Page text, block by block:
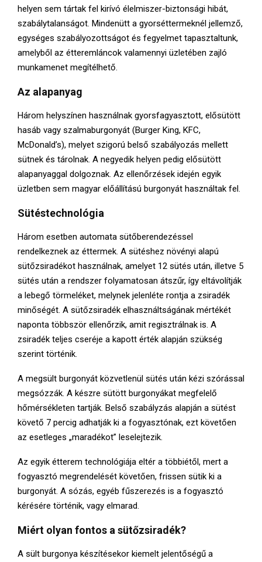
helyen sem tártak fel kirívó élelmiszer-biztonsági hibát,
szabálytalanságot. Mindenütt a gyorséttermeknél jellemző,
egységes szabályozottságot és fegyelmet tapasztaltunk,
amelyből az étteremláncok valamennyi üzletében zajló
munkamenet megítélhető.
Az alapanyag
Három helyszínen használnak gyorsfagyasztott, elősütött
hasáb vagy szalmaburgonyát (Burger King, KFC,
McDonald’s), melyet szigorú belső szabályozás mellett
sütnek és tárolnak. A negyedik helyen pedig elősütött
alapanyaggal dolgoznak. Az ellenőrzések idején egyik
üzletben sem magyar előállítású burgonyát használtak fel.
Sütéstechnológia
Három esetben automata sütőberendezéssel
rendelkeznek az éttermek. A sütéshez növényi alapú
sütőzsiradékot használnak, amelyet 12 sütés után, illetve 5
sütés után a rendszer folyamatosan átszűr, így eltávolítják
a lebegő törmeléket, melynek jelenléte rontja a zsiradék
minőségét. A sütőzsiradék elhasználtságának mértékét
naponta többször ellenőrzik, amit regisztrálnak is. A
zsiradék teljes cseréje a kapott érték alapján szükség
szerint történik.
A megsült burgonyát közvetlenül sütés után kézi szórással
megsózzák. A készre sütött burgonyákat megfelelő
hőmérsékleten tartják. Belső szabályzás alapján a sütést
követő 7 percig adhatják ki a fogyasztónak, ezt követően
az esetleges „maradékot” leselejtezik.
Az egyik étterem technológiája eltér a többiétől, mert a
fogyasztó megrendelését követően, frissen sütik ki a
burgonyát. A sózás, egyéb fűszerezés is a fogyasztó
kérésére történik, vagy elmarad.
Miért olyan fontos a sütőzsiradék?
A sült burgonya készítésekor kiemelt jelentőségű a